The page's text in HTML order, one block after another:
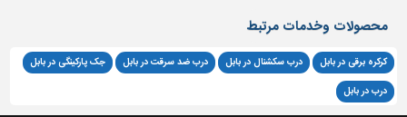
محصولات وخدمات مرتبط
کرکره برقی در بابل درب سکشنال در بابل درب ضد سرقت در بابل جک پارکینگی در بابل
درب در بابل